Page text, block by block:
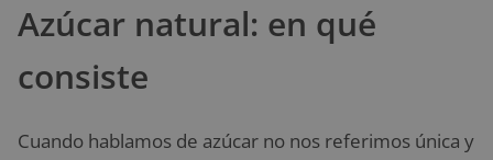
Azúcar natural: en qué
consiste
Cuando hablamos de azúcar no nos referimos única y